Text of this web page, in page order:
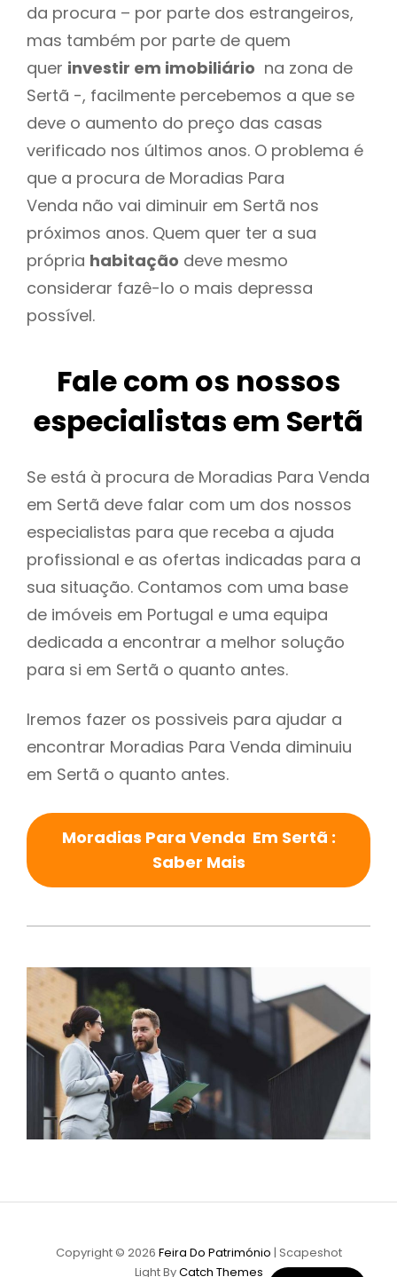
da procura – por parte dos estrangeiros,
mas também por parte de quem
quer investir em imobiliário na zona de
Sertã -, facilmente percebemos a que se
deve o aumento do preço das casas
verificado nos últimos anos. O problema é
que a procura de Moradias Para
Venda não vai diminuir em Sertã nos
próximos anos. Quem quer ter a sua
própria habitação deve mesmo
considerar fazê-lo o mais depressa
possível.
Fale com os nossos
especialistas em Sertã
Se está à procura de Moradias Para Venda
em Sertã deve falar com um dos nossos
especialistas para que receba a ajuda
profissional e as ofertas indicadas para a
sua situação. Contamos com uma base
de imóveis em Portugal e uma equipa
dedicada a encontrar a melhor solução
para si em Sertã o quanto antes.
Iremos fazer os possiveis para ajudar a
encontrar Moradias Para Venda diminuiu
em Sertã o quanto antes.
Moradias Para Venda Em Sertã :
Saber Mais
Copyright © 2026 Feira Do Património | Scapeshot
Light ByCatch Themes